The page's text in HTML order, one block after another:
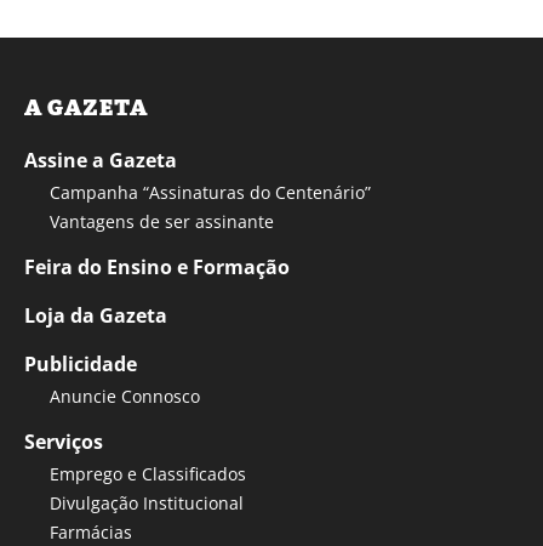
A GAZETA
Assine a Gazeta
Campanha “Assinaturas do Centenário”
Vantagens de ser assinante
Feira do Ensino e Formação
Loja da Gazeta
Publicidade
Anuncie Connosco
Serviços
Emprego e Classificados
Divulgação Institucional
Farmácias